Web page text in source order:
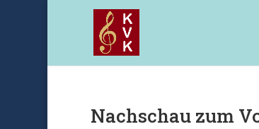
Nachschau zum